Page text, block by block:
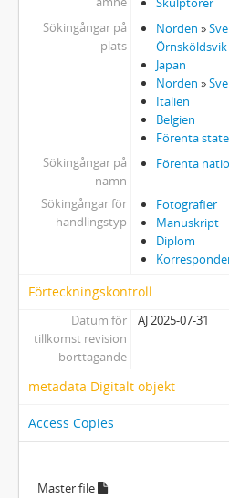
Sökingångar på
plats
Norden »
Örnsköldsvik
Japan
Norden »
Italien
Belgien
Förenta
Sökingångar på
namn
Förenta
Sökingångar för
handlingstyp
Fotografier
Manuskript
Diplom
Förteckningskontroll
Datum för
tillkomst revision
borttagande
AJ 2025-07-31
metadata Digitalt objekt
Access Copies
Master file